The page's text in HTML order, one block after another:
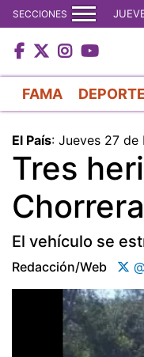
SECCIONES
FAMA
El País: Jueves 27 de
Tres
Chorrera
El vehículo se
Redacción/web